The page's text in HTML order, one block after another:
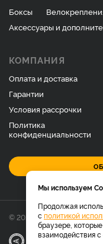
Боксы
Аксессуары и
КОМПАНИЯ
Оплата и доставка
Гарантии
Условия рассрочки
Политика
конфиденциальности
© 2026 Фирменный
Разработка|
Мы используем
Продолжая
с политикой
браузере,
взаимодействия